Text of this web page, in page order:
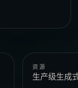
资源
生产级生成